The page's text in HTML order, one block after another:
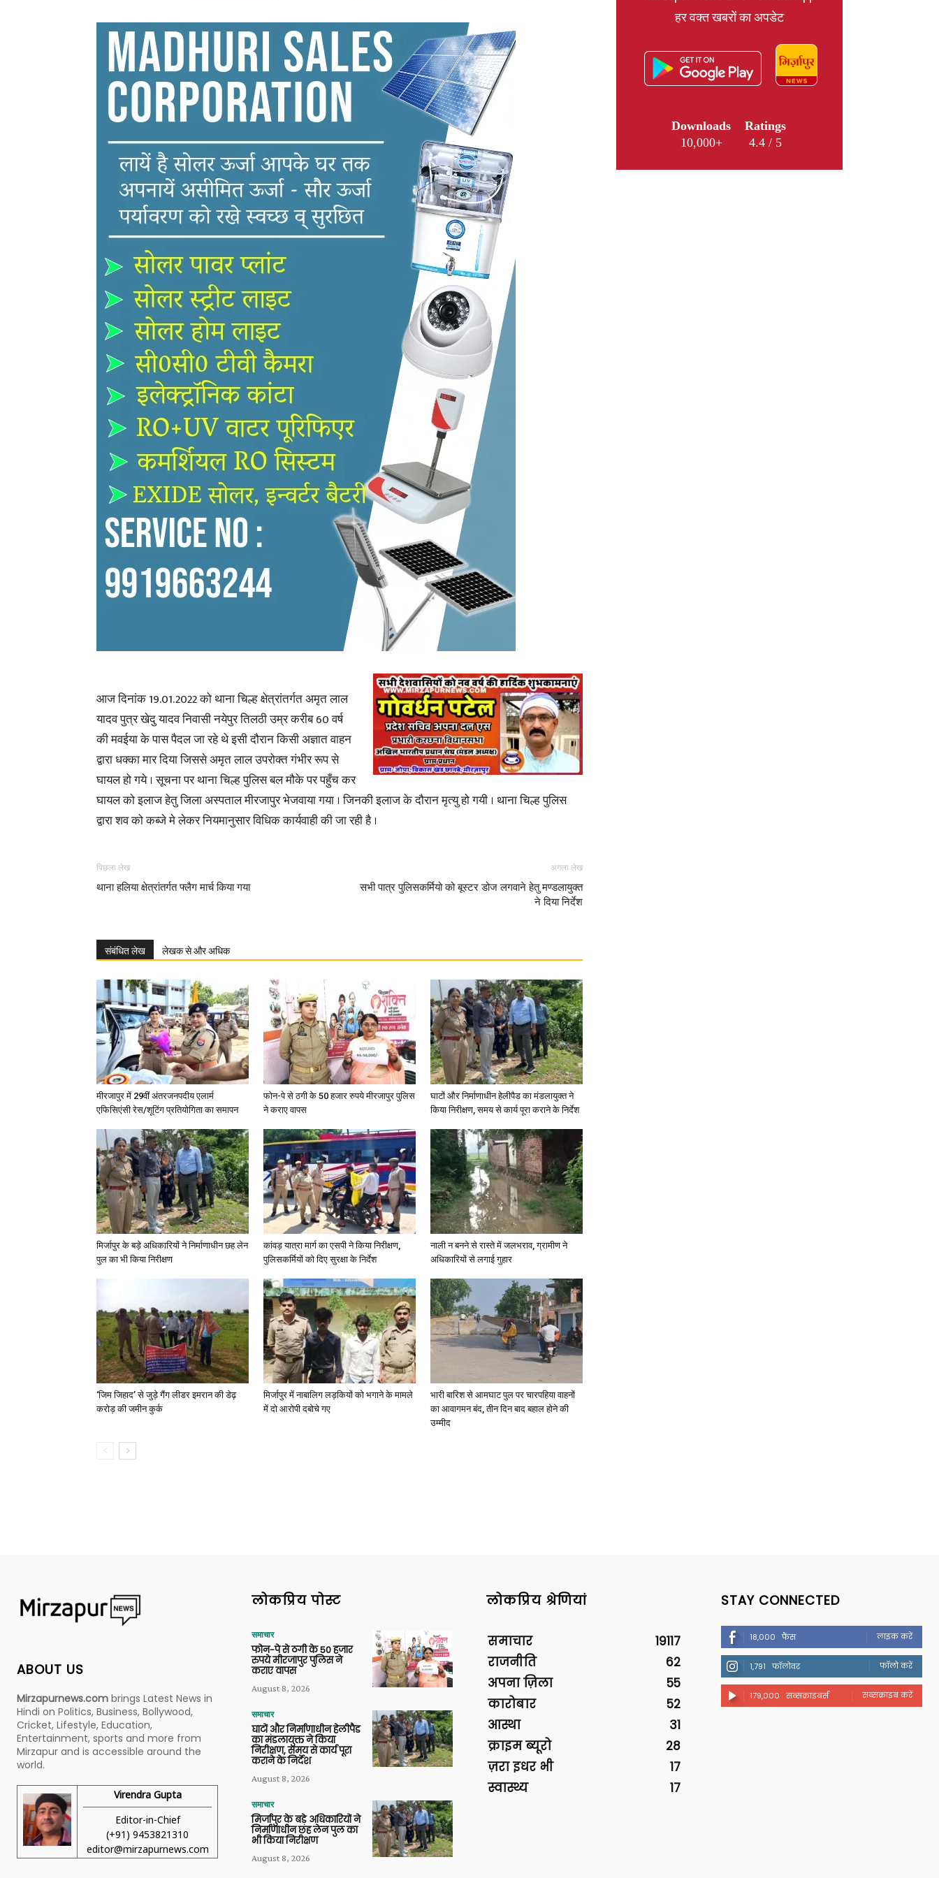
News,
Latest
News
in
Hindi,
News
Paper
आज दिनांक 19.01.2022 को थाना चिल्ह क्षेत्रांतर्गत अमृत लाल
यादव पुत्र खेदु यादव निवासी नयेपुर तिलठी उम्र करीब 60 वर्ष
की मवईया के पास पैदल जा रहे थे इसी दौरान किसी अज्ञात वाहन
द्वारा धक्का मार दिया जिससे अमृत लाल उपरोक्त गंभीर रूप से
घायल हो गये । सूचना पर थाना चिल्ह पुलिस बल मौके पर पहुँच कर
घायल को इलाज हेतु जिला अस्पताल मीरजापुर भेजवाया गया । जिनकी इलाज के दौरान मृत्यु हो गयी । थाना चिल्ह पुलिस
द्वारा शव को कब्जे मे लेकर नियमानुसार विधिक कार्यवाही की जा रही है ।
पिछला लेख
थाना हलिया क्षेत्रांतर्गत फ्लैग मार्च किया गया
अगला लेख
सभी पात्र पुलिसकर्मियो को बूस्टर डोज लगवाने हेतु मण्डलायुक्त
ने दिया निर्देश
संबंधित लेख लेखक से और अधिक
मीरजापुर में 29वीं अंतरजनपदीय एलार्म
एफिसिएंसी रेस/शूटिंग प्रतियोगिता का समापन
फोन-पे से ठगी के 50 हजार रुपये मीरजापुर पुलिस
ने कराए वापस
घाटों और निर्माणाधीन हेलीपैड का मंडलायुक्त ने
किया निरीक्षण, समय से कार्य पूरा कराने के निर्देश
मिर्जापुर के बड़े अधिकारियों ने निर्माणाधीन छह लेन
पुल का भी किया निरीक्षण
कांवड़ यात्रा मार्ग का एसपी ने किया निरीक्षण,
पुलिसकर्मियों को दिए सुरक्षा के निर्देश
नाली न बनने से रास्ते में जलभराव, ग्रामीण ने
अधिकारियों से लगाई गुहार
‘जिम जिहाद’ से जुड़े गैंग लीडर इमरान की डेढ़
करोड़ की जमीन कुर्क
मिर्जापुर में नाबालिग लड़कियों को भगाने के मामले
में दो आरोपी दबोचे गए
भारी बारिश से आमघाट पुल पर चारपहिया वाहनों
का आवागमन बंद, तीन दिन बाद बहाल होने की
उम्मीद
हर वक्त खबरों का अपडेट
Downloads
10,000+
Ratings
4.4 / 5
ABOUT US
Mirzapurnews.com brings Latest News in
Hindi on Politics, Business, Bollywood,
Cricket, Lifestyle, Education,
Entertainment, sports and more from
Mirzapur and is accessible around the
world.
Virendra Gupta
Editor-in-Chief
(+91) 9453821310
editor@mirzapurnews.com
लोकप्रिय पोस्ट
समाचार
फोन-पे से ठगी के 50 हजार
रुपये मीरजापुर पुलिस ने
कराए वापस
August 8, 2026
समाचार
घाटों और निर्माणाधीन हेलीपैड
का मंडलायुक्त ने किया
निरीक्षण, समय से कार्य पूरा
कराने के निर्देश
August 8, 2026
समाचार
मिर्जापुर के बड़े अधिकारियों ने
निर्माणाधीन छह लेन पुल का
भी किया निरीक्षण
August 8, 2026
लोकप्रिय श्रेणियां
समाचार
19117
राजनीति
62
अपना ज़िला
55
कारोबार
52
आस्था
31
क्राइम ब्यूरो
28
ज़रा इधर भी
17
स्वास्थ्य
17
STAY CONNECTED
18,000 फैंस लाइक करें
1,791 फॉलोवर फॉलो करें
179,000 सब्सक्राइबर्स सब्सक्राइब करें